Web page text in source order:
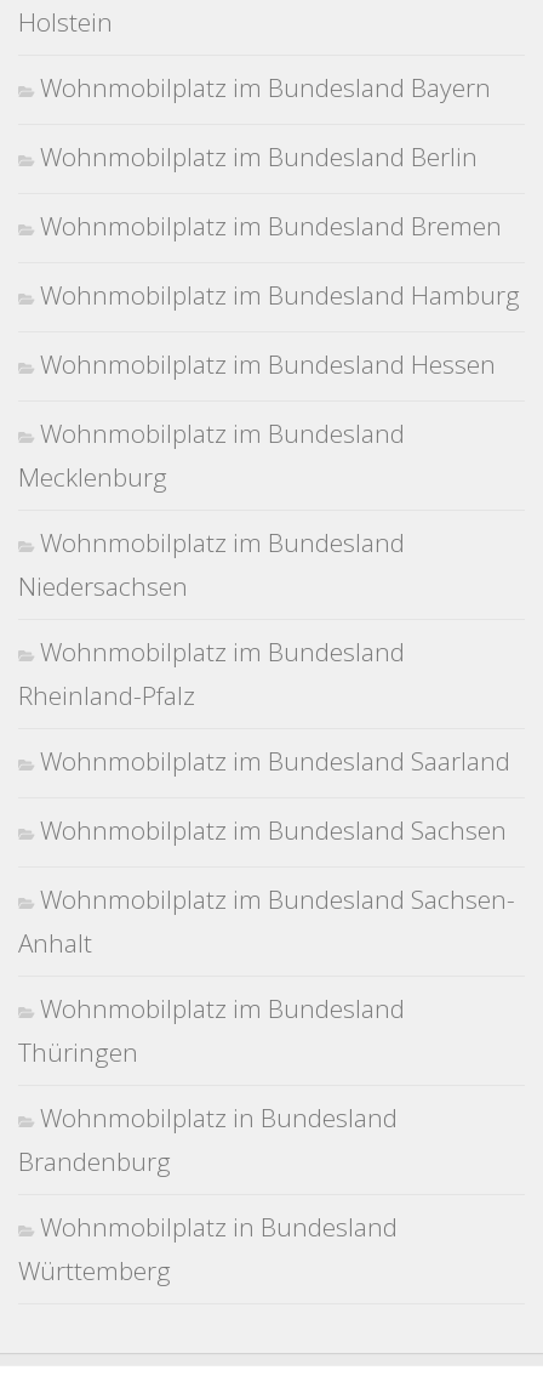
Holstein
Wohnmobilplatz im Bundesland Bayern
Wohnmobilplatz im Bundesland Berlin
Wohnmobilplatz im Bundesland Bremen
Wohnmobilplatz im Bundesland Hamburg
Wohnmobilplatz im Bundesland Hessen
Wohnmobilplatz im Bundesland
Mecklenburg
Wohnmobilplatz im Bundesland
Niedersachsen
Wohnmobilplatz im Bundesland
Rheinland-Pfalz
Wohnmobilplatz im Bundesland Saarland
Wohnmobilplatz im Bundesland Sachsen
Wohnmobilplatz im Bundesland Sachsen-
Anhalt
Wohnmobilplatz im Bundesland
Thüringen
Wohnmobilplatz in Bundesland
Brandenburg
Wohnmobilplatz in Bundesland
Württemberg